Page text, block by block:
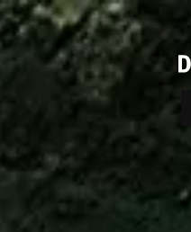
ALPE ADRIA TRAIL